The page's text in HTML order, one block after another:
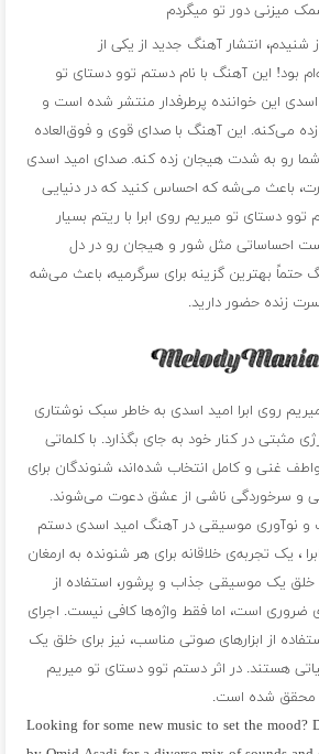
میزنی دور تو میگردم
شنیدم، انتشار آهنگ جدید از یکی از
بود! این آهنگ با نام دستم توو دستای تو
این خواننده پرطرفدار منتشر شده است و
می‌کنه. این آهنگ با صدای قوی و فوق‌العاده
رو به شدت هیجان زده کنه. صدای امید اسدی
باعث می‌شه که احساس کنید که در دنیایی
توو دستای تو میریم روی ابرا با ریتم بسیار
احساساتی مثل شور و هیجان رو در دل
حتماً بهترین گزینه برای سرگرمیه، باعث می‌شه
زنده حضور دارید.
روی ابرا امید اسدی به خاطر سبک نوشتاری
مثبتی در کنار خود به جای بگذارد. با کلماتی
غنی و کامل انتخاب شده‌اند، شنوندگان برای
و سرخوردگی ناشی از عشق دعوت می‌شوند.
و نوآوری موسیقی در آهنگ امید اسدی دستم
، یک تجربه‌ی خلاقانه برای هر شنونده به ارمغان
خلق یک موسیقی جذاب و پرشور، استفاده از
ضروری است، اما فقط واژه‌ها کافی نیست. اجرای
از ابزارهای صوتی مناسب، نیز برای خلق یک
هستند. در اثر دستم توو دستای تو میریم
محقق شده است.
Looking for some new music to set the mood?